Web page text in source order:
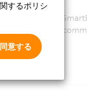
editor and
and apply
するポリシ
意する